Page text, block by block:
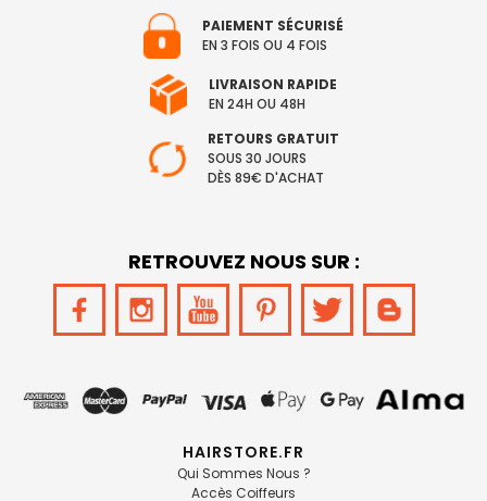
PAIEMENT SÉCURISÉ
EN 3 FOIS OU 4 FOIS
LIVRAISON RAPIDE
EN 24H OU 48H
RETOURS GRATUIT
SOUS 30 JOURS
DÈS 89€ D'ACHAT
RETROUVEZ NOUS SUR :
HAIRSTORE.FR
Qui Sommes Nous ?
Accès Coiffeurs